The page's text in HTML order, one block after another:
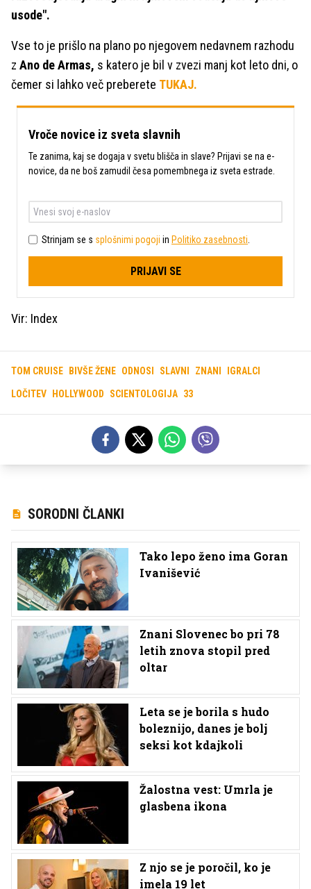
usode".
Vse to je prišlo na plano po njegovem nedavnem razhodu
z Ano de Armas, s katero je bil v zvezi manj kot leto dni, o
čemer si lahko več preberete TUKAJ.
Vroče novice iz sveta slavnih
Te zanima, kaj se dogaja v svetu blišča in slave? Prijavi se na e-
novice, da ne boš zamudil česa pomembnega iz sveta estrade.
Strinjam se s splošnimi pogoji in Politiko zasebnosti
PRIJAVI SE
Vir: Index
TOM CRUISE BIVŠE ŽENE ODNOSI SLAVNI ZNANI IGRALCI
LOČITEV HOLLYWOOD SCIENTOLOGIJA 33
SORODNI ČLANKI
Tako lepo ženo ima Goran
Ivanišević
Znani Slovenec bo pri 78
letih znova stopil pred
oltar
Leta se je borila s hudo
boleznijo, danes je bolj
seksi kot kdajkoli
Žalostna vest: Umrla je
glasbena ikona
Z njo se je poročil, ko je
imela 19 let